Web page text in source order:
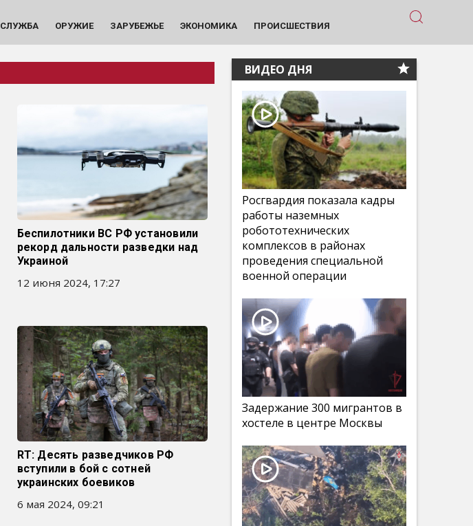
СЛУЖБА ОРУЖИЕ ЗАРУБЕЖЬЕ ЭКОНОМИКА ПРОИСШЕСТВИЯ
Беспилотники ВС РФ установили
рекорд дальности разведки над
Украиной
12 июня 2024, 17:27
RT: Десять разведчиков РФ
вступили в бой с сотней
украинских боевиков
6 мая 2024, 09:21
ВИДЕО ДНЯ
Росгвардия показала кадры
работы наземных
робототехнических
комплексов в районах
проведения специальной
военной операции
Задержание 300 мигрантов в
хостеле в центре Москвы